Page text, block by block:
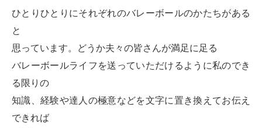
ひとりひとりにそれぞれのバレーボールのかたちがある
と
思っています。どうか夫々の皆さんが満足に足る
バレーボールライフを送っていただけるように私のでき
る限りの
知識、経験や達人の極意などを文字に置き換えてお伝え
できれば